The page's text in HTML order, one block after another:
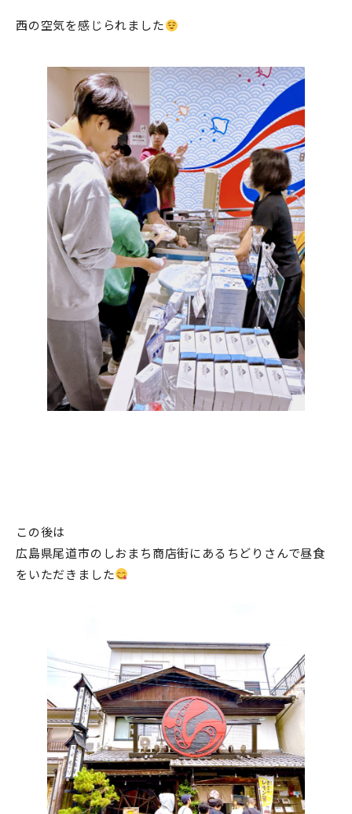
西の空気を感じられました
この後は
広島県尾道市のしおまち商店街にあるちどりさんで昼食
をいただきました